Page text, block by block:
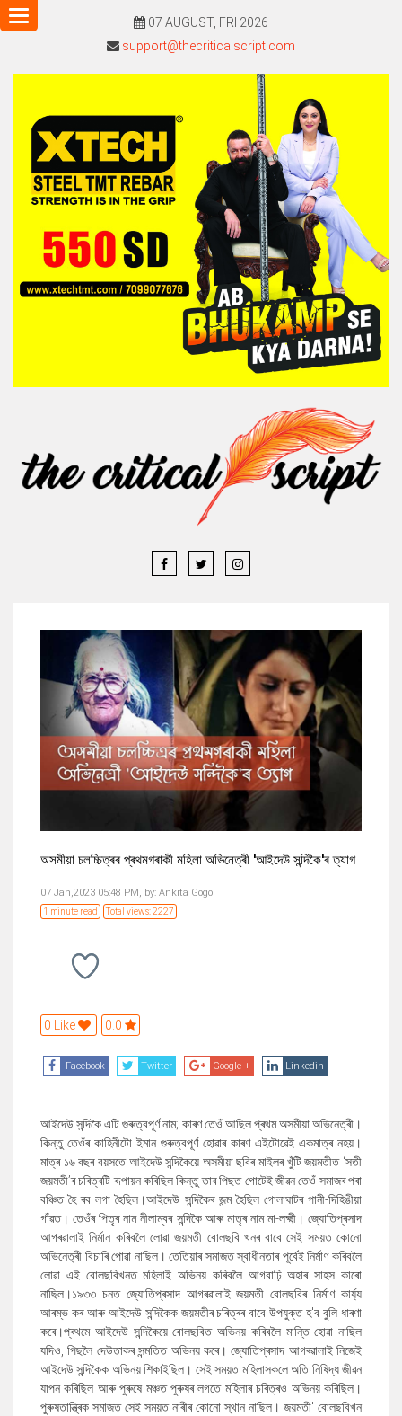
07 AUGUST, FRI 2026
support@thecriticalscript.com
Toggle
navigation
অসমীয়া চলচ্চিত্ৰৰ প্ৰথমগৰাকী মহিলা অভিনেত্ৰী 'আইদেউ সন্দিকৈ'ৰ ত্যাগ
07 Jan,2023 05:48 PM, by: Ankita Gogoi
1 minute read Total views: 2227
0 Like 0.0
Facebook Twitter Google + Linkedin
আইদেউ সন্দিকৈ এটি গুৰুত্বপূৰ্ণ নাম; কাৰণ তেওঁ আছিল প্ৰথম অসমীয়া অভিনেত্ৰী।
কিন্তু তেওঁৰ কাহিনীটো ইমান গুৰুত্বপূৰ্ণ হোৱাৰ কাৰণ এইটোৱেই একমাত্ৰ নহয়।
মাত্ৰ ১৬ বছৰ বয়সতে আইদেউ সন্দিকৈয়ে অসমীয়া ছবিৰ মাইলৰ খুঁটি জয়মতীত ‘সতী
জয়মতী’ৰ চৰিত্ৰটি ৰূপায়ন কৰিছিল কিন্তু তাৰ পিছত গোটেই জীৱন তেওঁ সমাজৰ পৰা
বঞ্চিত হৈ ৰব লগা হৈছিল।আইদেউ সন্দিকৈৰ জন্ম হৈছিল গোলাঘাটৰ পানী-দিহিঙীয়া
গাঁৱত। তেওঁৰ পিতৃৰ নাম নীলাম্বৰ সন্দিকৈ আৰু মাতৃৰ নাম মা-লক্ষ্মী। জ্যোতিপ্ৰসাদ
আগৰৱালাই নিৰ্মান কৰিবলৈ লোৱা জয়মতী বোলছবি খনৰ বাবে সেই সময়ত কোনো
অভিনেত্ৰী বিচাৰি পোৱা নাছিল। তেতিয়াৰ সমাজত স্বাধীনতাৰ পূৰ্বেই নিৰ্মাণ কৰিবলৈ
লোৱা এই বোলছবিখনত মহিলাই অভিনয় কৰিবলৈ আগবাঢ়ি অহাৰ সাহস কাৰো
নাছিল।১৯৩৩ চনত জ্যোতিপ্ৰসাদ আগৰৱালাই জয়মতী বোলছবিৰ নিৰ্মাণ কাৰ্য্য
আৰম্ভ কৰ আৰু আইদেউ সন্দিকৈক জয়মতীৰ চৰিত্ৰৰ বাবে উপযুক্ত হ'ব বুলি ধাৰণা
কৰে।প্ৰথমে আইদেউ সন্দিকৈয়ে বোলছবিত অভিনয় কৰিবলৈ মান্তি হোৱা নাছিল
যদিও,পিছলৈ দেউতাকৰ সন্মতিত অভিনয় কৰে। জ্যোতিপ্ৰসাদ আগৰৱালাই নিজেই
আইদেউ সন্দিকৈক অভিনয় শিকাইছিল। সেই সময়ত মহিলাসকলে অতি নিষিদ্ধ জীৱন
যাপন কৰিছিল আৰু পুৰুষে মঞ্চত পুৰুষৰ লগতে মহিলাৰ চৰিত্ৰও অভিনয় কৰিছিল।
পুৰুষতান্ত্ৰিক সমাজত সেই সময়ত নাৰীৰ কোনো স্থান নাছিল। জয়মতী' বোলছবিখন